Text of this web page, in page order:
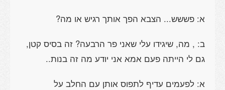
א: פששש... הצבא הפך אותך רגיש או מה?
ב: , מה, שיגידו עלי שאני פר הרבעה? זה בסיס קטן,
גם לי הייתה פעם אמא אני יודע מה זה בנות..
א: לפעמים עדיף לתפוס אותן עם החלב על